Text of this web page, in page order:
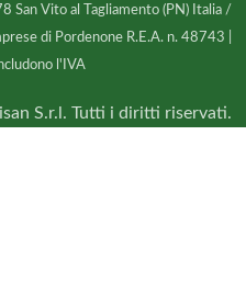
San Vito al Tagliamento (PN) Italia /
di Pordenone R.E.A. n. 48743 |
l'IVA
S.r.l. Tutti i diritti riservati.